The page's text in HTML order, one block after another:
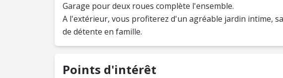
Garage pour deux roues complète l'ensemble.
A l'extérieur, vous profiterez d'un agréable jardin intime,
de détente en famille.
Points d'intérêt